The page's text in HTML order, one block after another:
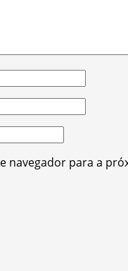
navegador para a